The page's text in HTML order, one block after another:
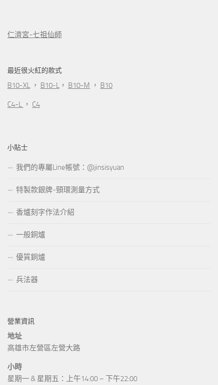
仁濟宮-七祖仙師
最近很火紅的款式
B10-XL ， B10-L ， B10-M ， B10
C4-L ， C4
小貼士
我們的專屬Line帳號：@jinsisyuan
特製款銀牌-頸環測量方式
香爐刻字作法介紹
一般銅爐
優質銅爐
兵法器
營業資訊
地址
高雄市左營區左營大路
小時
星期一 & 星期五：上午14:00 – 下午22:00